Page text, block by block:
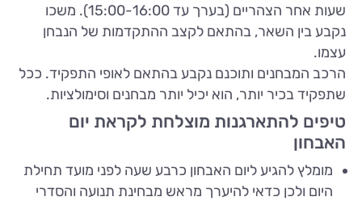
שעות אחר הצהריים (בערך עד 15:00-16:00). משכו
נקבע בין השאר, בהתאם לקצב ההתקדמות של הנבחן
עצמו.
הרכב המבחנים ותוכנם נקבע בהתאם לאופי התפקיד. ככל
שתפקיד בכיר יותר, הוא יכיל יותר מבחנים וסימולציות.
טיפים להתארגנות מוצלחת לקראת יום
האבחון
מומלץ להגיע ליום האבחון כרבע שעה לפני מועד תחילת
היום ולכן כדאי להיערך מראש מבחינת תנועה והסדרי